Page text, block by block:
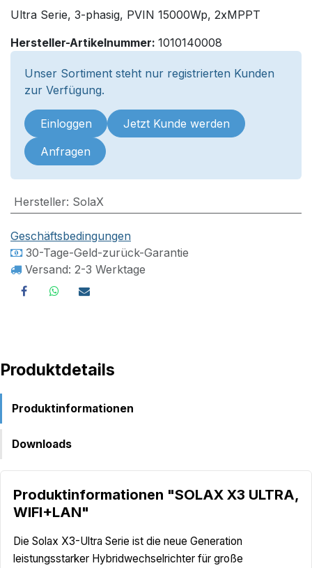
Ultra Serie, 3-phasig, PVIN 15000Wp, 2xMPPT
Hersteller-Artikelnummer: 1010140008
Unser Sortiment steht nur registrierten Kunden
zur Verfügung.
Einloggen Jetzt Kunde werden
Anfragen
Hersteller: SolaX
Geschäftsbedingungen
30-Tage-Geld-zurück-Garantie
Versand: 2-3 Werktage
Produktdetails
Produktinformationen
Downloads
Produktinformationen "SOLAX X3 ULTRA,
WIFI+LAN"
Die Solax X3-Ultra Serie ist die neue Generation
leistungsstarker Hybridwechselrichter für große